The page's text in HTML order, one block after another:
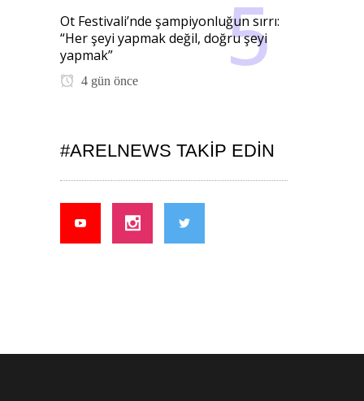
Ot Festivali’nde şampiyonluğun sırrı:
“Her şeyi yapmak değil, doğru şeyi
yapmak”
4 gün önce
#ARELNEWS TAKIP EDIN